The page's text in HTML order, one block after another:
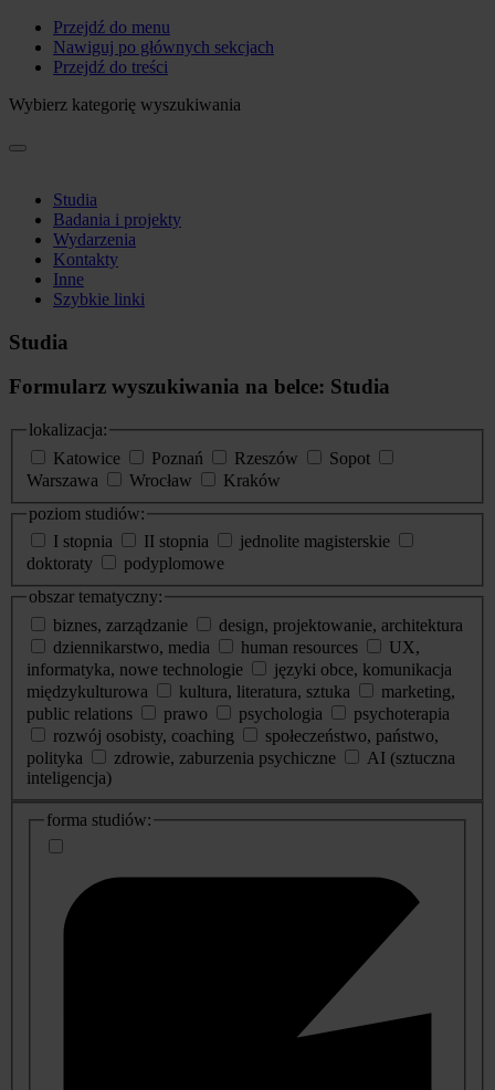
Przejdź do menu
Nawiguj po głównych sekcjach
Przejdź do treści
Wybierz kategorię wyszukiwania
Studia
Badania i projekty
Wydarzenia
Kontakty
Inne
Szybkie linki
Studia
Formularz wyszukiwania na belce: Studia
lokalizacja:
Katowice
Poznań Rzeszów
Sopot
Warszawa
Wrocław
Kraków
poziom studiów:
I stopnia
II stopnia
jednolite magisterskie
doktoraty
podyplomowe
obszar tematyczny:
biznes, zarządzanie
design, projektowanie, architektura
dziennikarstwo, media
human resources
UX,
informatyka, nowe technologie
języki obce, komunikacja
międzykulturowa
kultura, literatura, sztuka
marketing,
public relations
prawo psychologia
psychoterapia
rozwój osobisty, coaching
społeczeństwo, państwo,
polityka
zdrowie, zaburzenia psychiczne
AI (sztuczna
inteligencja)
dodatkowe
informacje
forma studiów: